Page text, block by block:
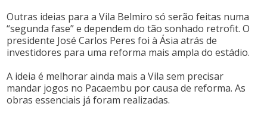
Outras ideias para a Vila Belmiro só serão feitas numa
“segunda fase” e dependem do tão sonhado retrofit. O
presidente José Carlos Peres foi à Ásia atrás de
investidores para uma reforma mais ampla do estádio.
A ideia é melhorar ainda mais a Vila sem precisar
mandar jogos no Pacaembu por causa de reforma. As
obras essenciais já foram realizadas.